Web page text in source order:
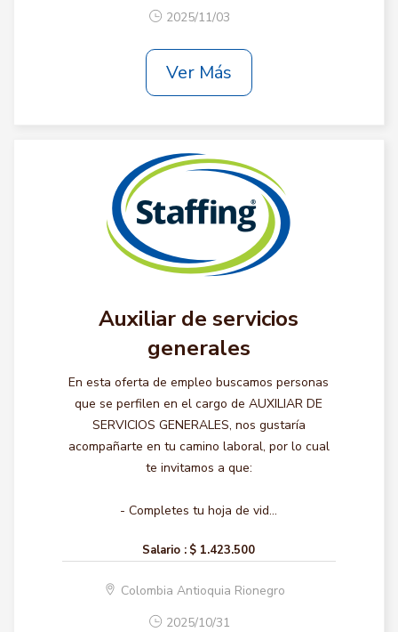
2025/11/03
Ver Más
Auxiliar de servicios
generales
En esta oferta de empleo buscamos personas
que se perfilen en el cargo de AUXILIAR DE
SERVICIOS GENERALES, nos gustaría
acompañarte en tu camino laboral, por lo cual
te invitamos a que:
- Completes tu hoja de vid...
Salario : $ 1.423.500
Colombia Antioquia Rionegro
2025/10/31